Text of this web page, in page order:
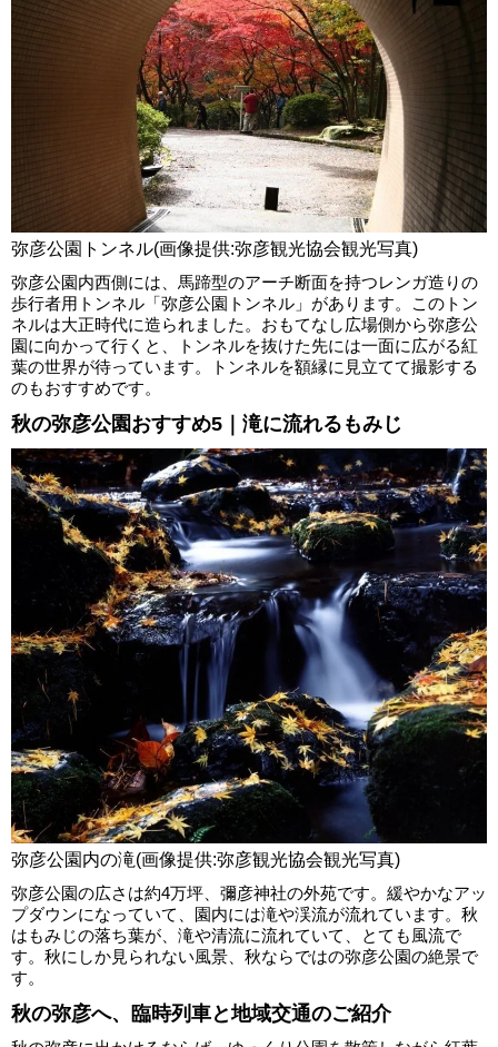
弥彦公園トンネル(画像提供:弥彦観光協会観光写真)
弥彦公園内西側には、馬蹄型のアーチ断面を持つレンガ造りの
歩行者用トンネル「弥彦公園トンネル」があります。このトン
ネルは大正時代に造られました。おもてなし広場側から弥彦公
園に向かって行くと、トンネルを抜けた先には一面に広がる紅
葉の世界が待っています。トンネルを額縁に見立てて撮影する
のもおすすめです。
秋の弥彦公園おすすめ5｜滝に流れるもみじ
弥彦公園内の滝(画像提供:弥彦観光協会観光写真)
弥彦公園の広さは約4万坪、彌彦神社の外苑です。緩やかなアッ
プダウンになっていて、園内には滝や渓流が流れています。秋
はもみじの落ち葉が、滝や清流に流れていて、とても風流で
す。秋にしか見られない風景、秋ならではの弥彦公園の絶景で
す。
秋の弥彦へ、臨時列車と地域交通のご紹介